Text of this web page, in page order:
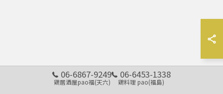
06-6867-9249
鶏居酒屋pao福(天六)
06-6453-1338
鶏料理 pao(福島)